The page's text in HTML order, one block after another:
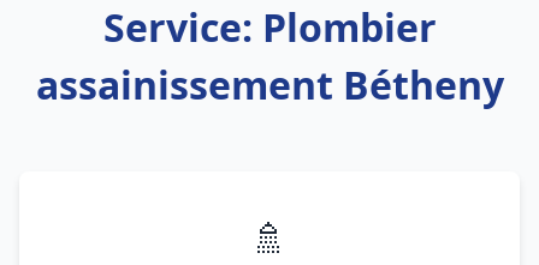
Service: Plombier
assainissement Bétheny
🚿